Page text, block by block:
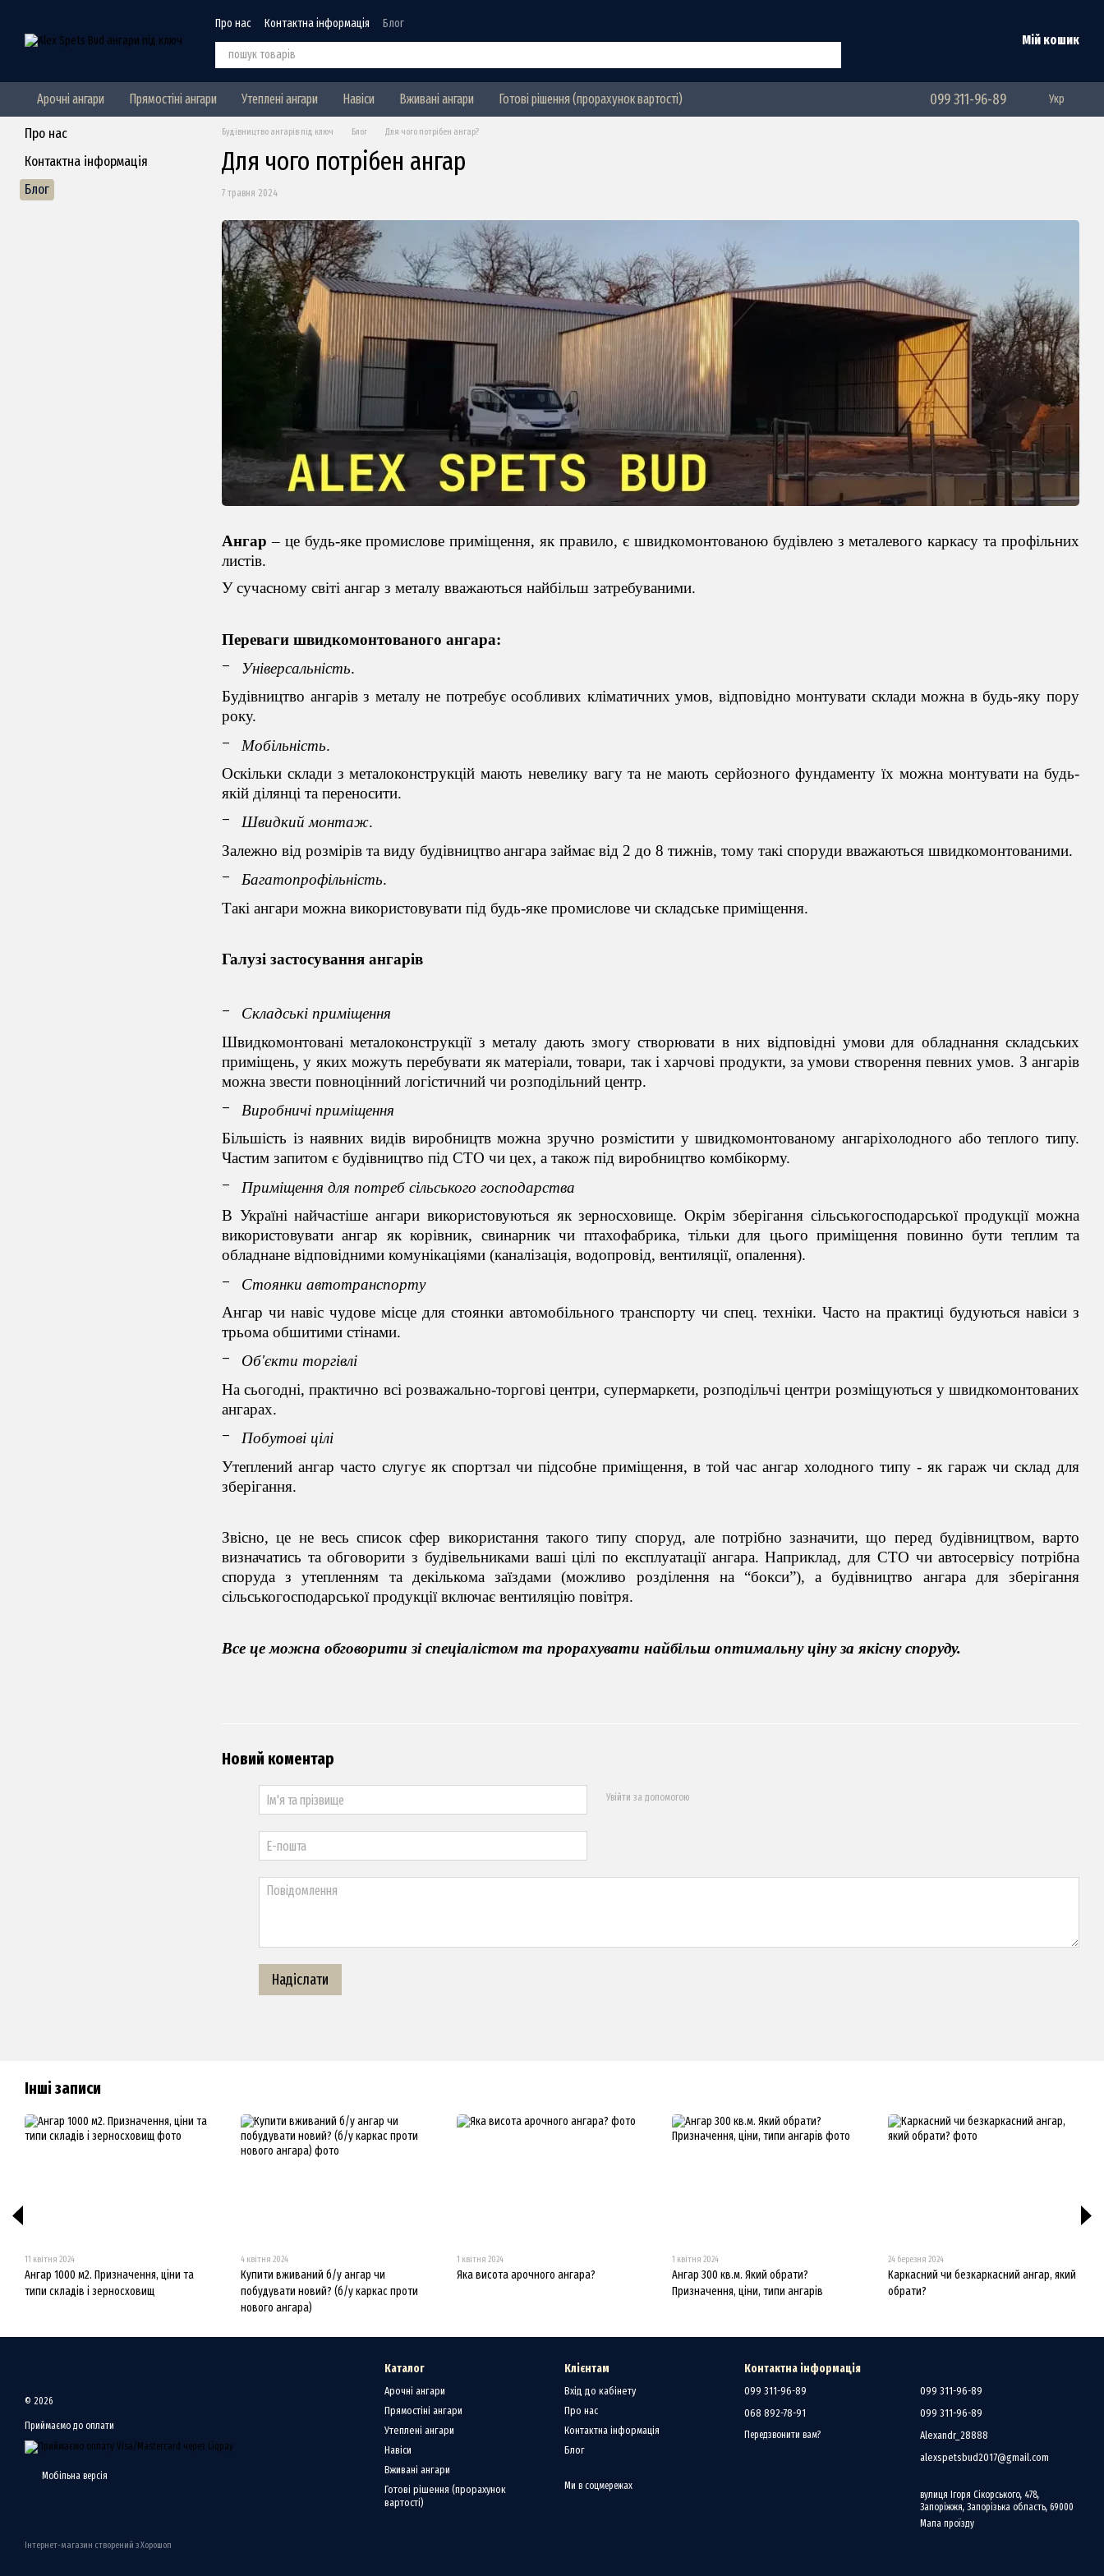
Про нас Контактна інформація Блог
Мій кошик
Арочні ангари Прямостіні ангари Утеплені ангари Навіси Вживані ангари Готові рішення (прорахунок вартості) 099 311-96-89 Укр
Будівництво ангарів під ключ Блог Для чого потрібен ангар?
Для чого потрібен ангар
7 травня 2024
Ангар – це будь-яке промислове приміщення, як правило, є швидкомонтованою будівлею з металевого каркасу та профільних
листів.
У сучасному світі ангар з металу вважаються найбільш затребуваними.
Переваги швидкомонтованого ангара:
Універсальність.
Будівництво ангарів з металу не потребує особливих кліматичних умов, відповідно монтувати склади можна в будь-яку пору
року.
Мобільність.
Оскільки складиз металоконструкцій мають невелику вагу та не мають серйозного фундаменту їх можна монтувати на будь-
якій ділянці та переносити.
Швидкий монтаж.
Залежно від розмірів та виду будівництвоангара займає від 2 до 8 тижнів, тому такі споруди вважаються швидкомонтованими.
Багатопрофільність.
Такі ангари можна використовувати під будь-яке промислове чи складське приміщення.
Галузі застосування ангарів
Складські приміщення
Швидкомонтованіметалоконструкціїз металу дають змогу створювати в них відповідні умови для обладнання складських
приміщень, у яких можуть перебувати як матеріали, товари, так і харчові продукти, за умови створення певних умов. З ангарів
можна звести повноцінний логістичний чи розподільний центр.
Виробничі приміщення
Більшість із наявних видів виробництв можна зручно розмістити у швидкомонтованому ангаріхолодного або теплого типу.
Частим запитом є будівництво під СТО чи цех, а також під виробництво комбікорму.
Приміщення для потреб сільського господарства
В Україні найчастіше ангари використовуються як зерносховище. Окрім зберігання сільськогосподарської продукції можна
використовувати ангар як корівник, свинарник чи птахофабрика, тільки для цього приміщення повинно бути теплим та
обладнане відповідними комунікаціями (каналізація, водопровід, вентиляції, опалення).
Стоянки автотранспорту
Ангар чи навіс чудове місце для стоянки автомобільного транспорту чи спец. техніки. Часто на практиці будуються навіси з
трьома обшитими стінами.
Об'єкти торгівлі
На сьогодні, практично всі розважально-торгові центри, супермаркети, розподільчі центри розміщуються у швидкомонтованих
ангарах.
Побутові цілі
Утеплений ангар часто слугує як спортзал чи підсобне приміщення, в той час ангар холодного типу - як гараж чи склад для
зберігання.
Звісно, це не весь список сфер використання такого типу споруд, але потрібно зазначити, що перед будівництвом, варто
визначатись та обговорити з будівельниками ваші цілі по експлуатації ангара. Наприклад, для СТО чи автосервісу потрібна
споруда з утепленням та декількома заїздами (можливо розділення на “бокси”), а будівництво ангара для зберігання
сільськогосподарської продукції включає вентиляцію повітря.
Все це можна обговорити зі спеціалістом та прорахувати найбільш оптимальну ціну за якісну споруду.
Новий коментар
Увійти за допомогою
Надіслати
Про нас
Контактна інформація
Блог
Інші записи
11 квітня 2024
Ангар 1000 м2. Призначення, ціни та
типи складів і зерносховищ
4 квітня 2024
Купити вживаний б/у ангар чи
побудувати новий? (б/у каркас проти
нового ангара)
1 квітня 2024
Яка висота арочного ангара?
1 квітня 2024
Ангар 300 кв.м. Який обрати?
Призначення, ціни, типи ангарів
24 березня 2024
Каркасний чи безкаркасний ангар, який
обрати?
© 2026
Приймаємо до оплати
Мобільна версія
Інтернет-магазин створений з Хорошоп
Каталог
Арочні ангари
Прямостіні ангари
Утеплені ангари
Навіси
Вживані ангари
Готові рішення (прорахунок
вартості)
Клієнтам
Вхід до кабінету
Про нас
Контактна інформація
Блог
Ми в соцмережах
Контактна інформація
099 311-96-89
068 892-78-91
Передзвонити вам?
099 311-96-89
099 311-96-89
Alexandr_28888
alexspetsbud2017@gmail.com
вулиця Ігоря Сікорського, 478,
Запоріжжя, Запорізька область, 69000
Мапа проїзду